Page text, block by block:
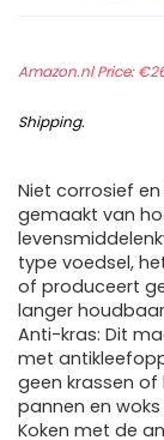
Amazon.nl Price:€
Shipping.
Niet corrosief
gemaakt van
type voedsel,
of produceert
langer
Anti-kras: Dit
met
geen krassen
pannen en
Koken met de